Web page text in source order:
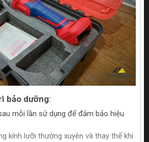
bảo dưỡng:
mỗi lần sử dụng để đảm bảo hiệu
kính lưỡi thường xuyên và thay thế khi